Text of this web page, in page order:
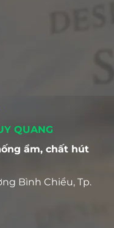
QUANG
ẩm, chất hút
Bình Chiểu, Tp.